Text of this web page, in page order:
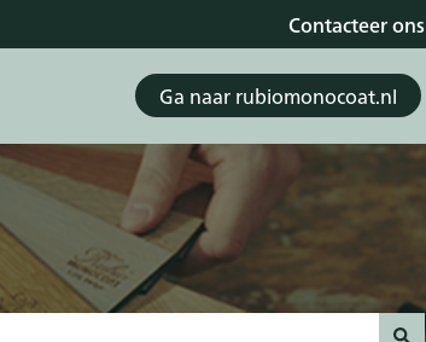
Contacteer ons
Ga naar rubiomonocoat.nl